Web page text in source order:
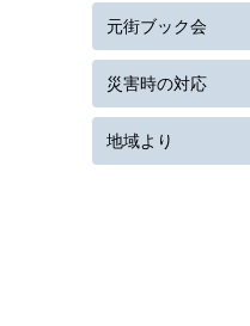
元街ブック会
災害時の対応
地域より